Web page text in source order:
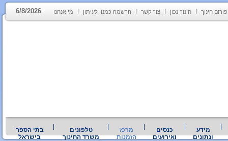
פורום חינוך חינוך נכון צור קשר הרשמה כמנוי לעיתון מי אנחנו 6/8/2026
מידע
ונתונים
כנסים
ואירועים
מרכז
הזמנות
טלפונים
משרד החינוך
בתי הספר
בישראל